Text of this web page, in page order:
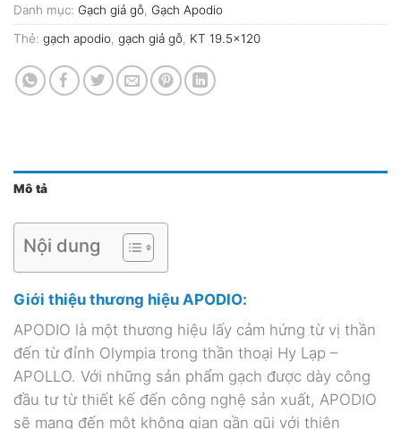
Danh mục: Gạch giả gỗ Gạch Apodio
Thẻ: gạch apodio gạch giả gỗ KT 19.5x120
Mô tả
Nội dung
Giới thiệu thương hiệu APODIO:
APODIO là một thương hiệu lấy cảm hứng từ vị thần
đến từ đỉnh Olympia trong thần thoại Hy Lạp –
APOLLO. Với những sản phẩm gạch được dày công
đầu tư từ thiết kế đến công nghệ sản xuất, APODIO
sẽ mang đến một không gian gần gũi với thiên